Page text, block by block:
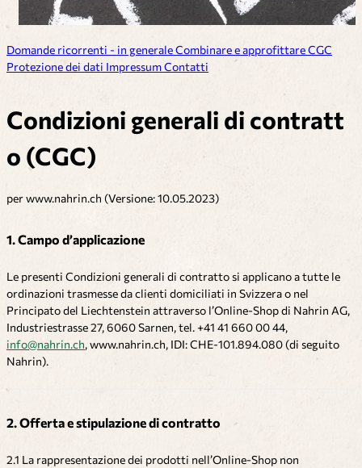
Domande ricorrenti - in generaleCombinare e approfittareCGC
Protezione dei dati ImpressumContatti
Condizioni generali di contratt
o (CGC)
per www.nahrin.ch (Versione: 10.05.2023)
1. Campo d’applicazione
Le presenti Condizioni generali di contratto si applicano a tutte le
ordinazioni trasmesse da clienti domiciliati in Svizzera o nel
Principato del Liechtenstein attraverso l’Online-Shop di Nahrin AG,
Industriestrasse 27, 6060 Sarnen, tel. +41 41 660 00 44,
info@nahrin.ch, www.nahrin.ch, IDI: CHE-101.894.080 (di seguito
Nahrin).
2. Offerta e stipulazione di contratto
2.1 La rappresentazione dei prodotti nell’Online-Shop non